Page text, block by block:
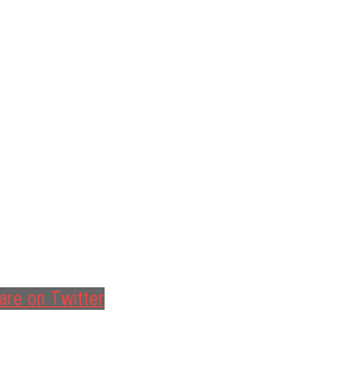
on Twitter